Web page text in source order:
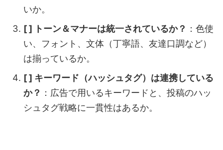
いか。
[ ] トーン＆マナーは統一されているか？ ：色使
い、フォント、文体（丁寧語、友達口調など）
は揃っているか。
[ ] キーワード（ハッシュタグ）は連携している
か？ ：広告で用いるキーワードと、投稿のハッ
シュタグ戦略に一貫性はあるか。